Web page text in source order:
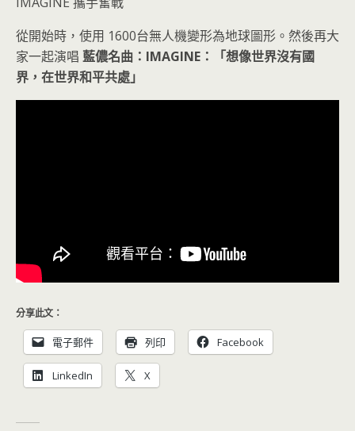
從開始時，使用 1600台無人機變形為地球圖形。然後再大
家一起演唱 藍儂名曲：IMAGINE：「想像世界沒有國
界，在世界和平共處」
分享此文：
電子郵件 列印 Facebook
LinkedIn X